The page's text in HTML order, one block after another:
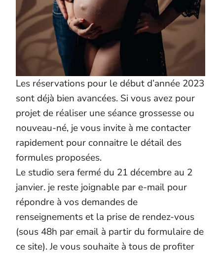
Les réservations pour le début d’année 2023
sont déjà bien avancées. Si vous avez pour
projet de réaliser une séance grossesse ou
nouveau-né, je vous invite à me contacter
rapidement pour connaitre le détail des
formules proposées.
Le studio sera fermé du 21 décembre au 2
janvier. je reste joignable par e-mail pour
répondre à vos demandes de
renseignements et la prise de rendez-vous
(sous 48h par email à partir du formulaire de
ce site). Je vous souhaite à tous de profiter